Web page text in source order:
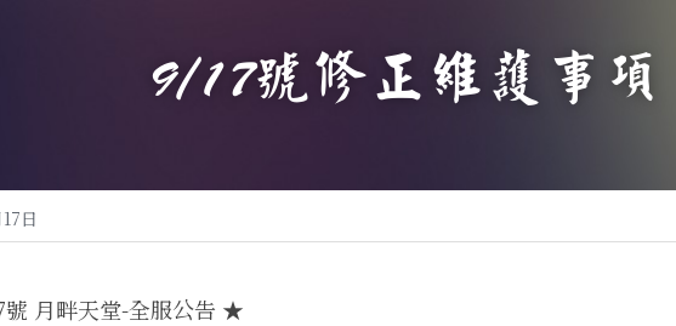
9/17號修正維護事項
日
月畔天堂-全服公告 ★